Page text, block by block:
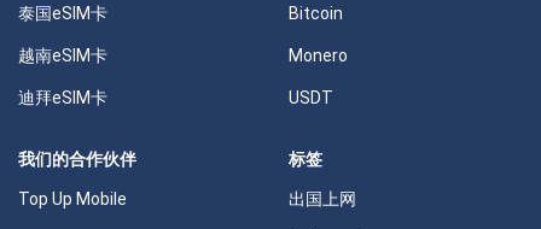
泰国eSIM卡
越南eSIM卡
迪拜eSIM卡
Bitcoin
Monero
USDT
我们的合作伙伴
Top Up Mobile
标签
出国上网